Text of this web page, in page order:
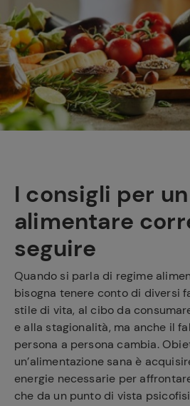
e
ricetta
il
I consigli per
alimentare
seguire
Quando si parla di regime
bisogna tenere conto di diversi
stile di vita, al cibo da
e alla stagionalità, ma anche il
persona a persona cambia.
un’alimentazione sana è
energie necessarie per
che da un punto di vista